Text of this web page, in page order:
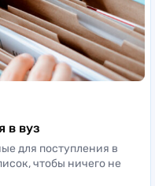
и логистика
узлы
работой
в вуз
для поступления в
чтобы ничего не